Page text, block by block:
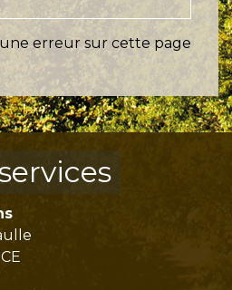
erreur sur cette page